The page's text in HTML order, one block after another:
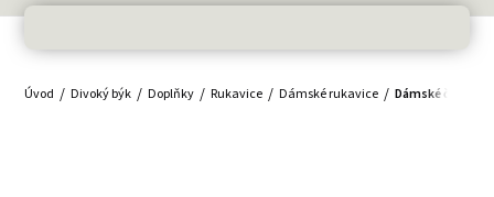
Úvod Divoký býk Doplňky Rukavice Dámské rukavice Dámské černé